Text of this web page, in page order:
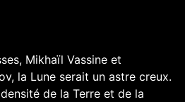
Mikhaïl Vassine et
la Lune serait un astre creux.
de la Terre et de la